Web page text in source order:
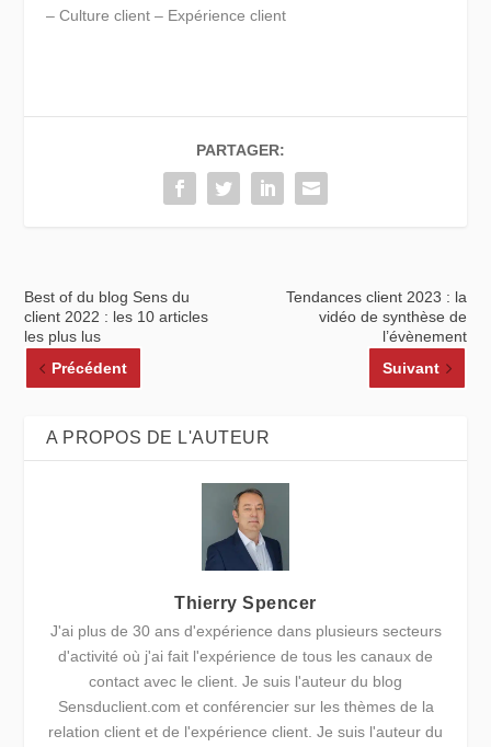
– Culture client – Expérience client
PARTAGER:
Best of du blog Sens du
client 2022 : les 10 articles
les plus lus
Précédent
Tendances client 2023 : la
vidéo de synthèse de
l’évènement
Suivant
A PROPOS DE L'AUTEUR
Thierry Spencer
J'ai plus de 30 ans d'expérience dans plusieurs secteurs
d'activité où j'ai fait l'expérience de tous les canaux de
contact avec le client. Je suis l'auteur du blog
Sensduclient.com et conférencier sur les thèmes de la
relation client et de l'expérience client. Je suis l'auteur du